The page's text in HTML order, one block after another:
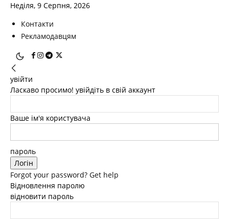
Неділя, 9 Серпня, 2026
Контакти
Рекламодавцям
увійти
Ласкаво просимо! увійдіть в свій аккаунт
Ваше ім'я користувача
пароль
Forgot your password? Get help
Відновлення паролю
відновити пароль